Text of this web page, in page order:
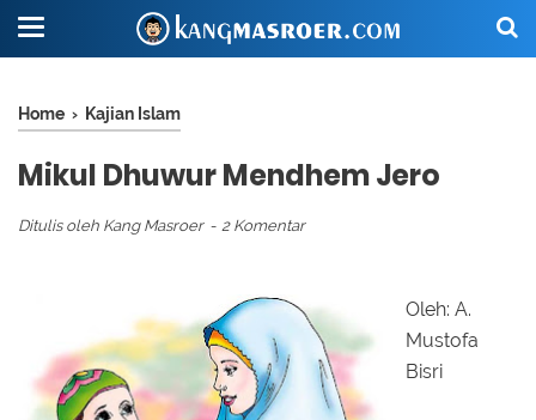
Home › Kajian Islam
Mikul Dhuwur Mendhem Jero
Ditulis oleh Kang Masroer 2 Komentar
Oleh: A.
Mustofa
Bisri